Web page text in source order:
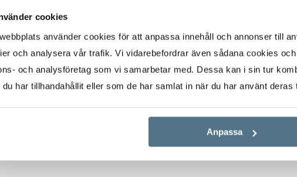
cookies
använder cookies för att anpassa innehåll och annonser till
och analysera vår trafik. Vi vidarebefordrar även sådana cookies
och analysföretag som vi samarbetar med. Dessa kan i sin tur
du har tillhandahållit eller som de har samlat in när du har använt deras
Anpassa
sobre Portixol y el mar, ideal
Además ha sido reinforzado y ofrece
con suelos de piedra y paneles de madera
calefacción por suelo radiante en toda la
todo el año, además la vivienda está
de luz y eficiencia energética. La
la vivienda está lista para entrar a vivir. Se
muebles de buen gusto.